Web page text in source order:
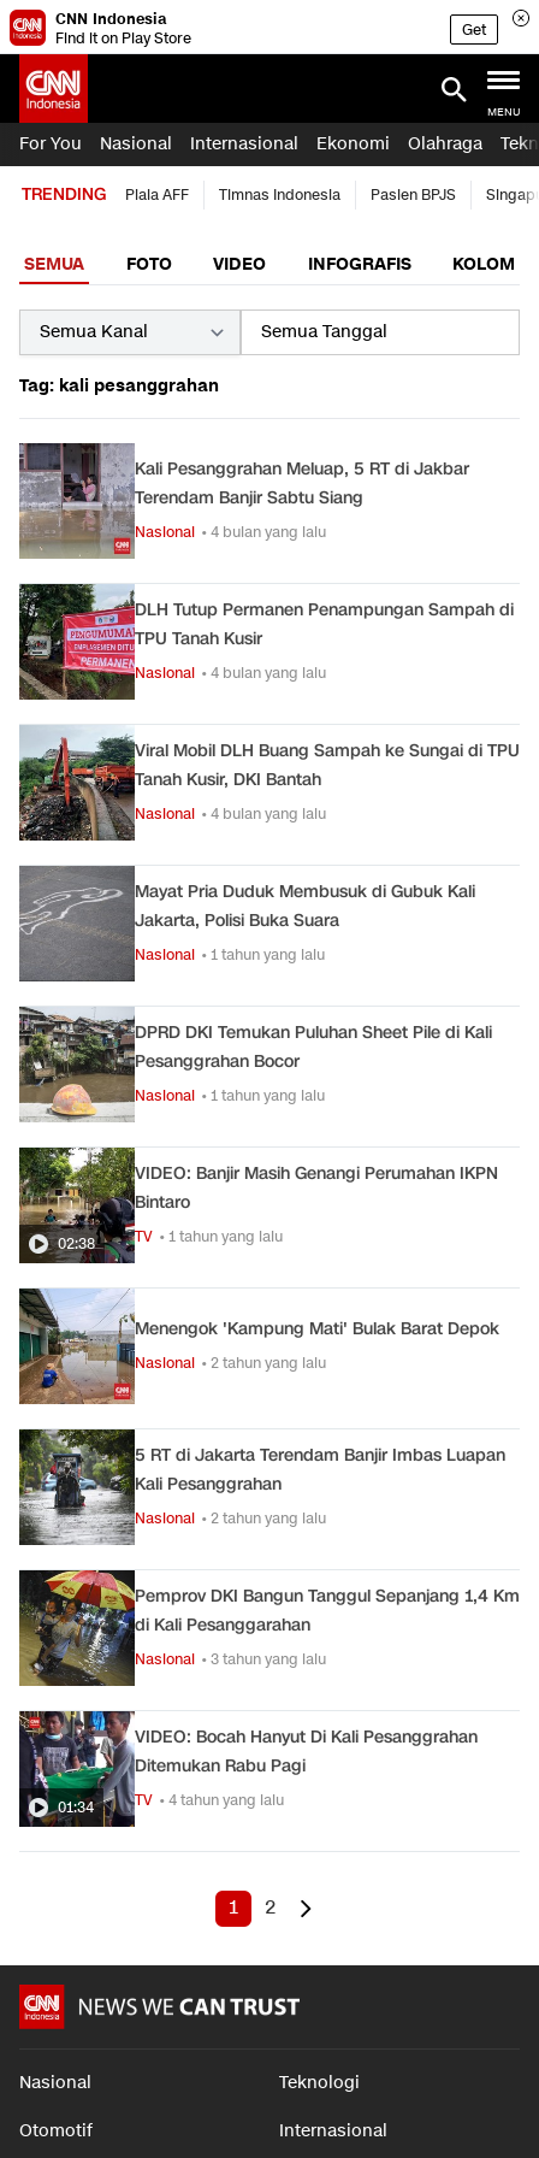
CNN Indonesia
Find it on Play Store
Get
MENU
For You Nasional Internasional Ekonomi Olahraga
TRENDING Piala AFF Timnas Indonesia Pasien BPJS
SEMUA FOTO VIDEO INFOGRAFIS KOLOM
Tag: kali pesanggrahan
Kali Pesanggrahan Meluap, 5 RT di Jakbar
Terendam Banjir Sabtu Siang
Nasional • 4 bulan yang lalu
DLH Tutup Permanen Penampungan Sampah di
TPU Tanah Kusir
Nasional • 4 bulan yang lalu
Viral Mobil DLH Buang Sampah ke Sungai di TPU
Tanah Kusir, DKI Bantah
Nasional • 4 bulan yang lalu
Mayat Pria Duduk Membusuk di Gubuk Kali
Jakarta, Polisi Buka Suara
Nasional • 1 tahun yang lalu
DPRD DKI Temukan Puluhan Sheet Pile di Kali
Pesanggrahan Bocor
Nasional • 1 tahun yang lalu
02:38
VIDEO: Banjir Masih Genangi Perumahan IKPN
Bintaro
TV • 1 tahun yang lalu
Menengok 'Kampung Mati' Bulak Barat Depok
Nasional • 2 tahun yang lalu
5 RT di Jakarta Terendam Banjir Imbas Luapan
Kali Pesanggrahan
Nasional • 2 tahun yang lalu
Pemprov DKI Bangun Tanggul Sepanjang 1,4 Km
di Kali Pesanggarahan
Nasional • 3 tahun yang lalu
01:34
VIDEO: Bocah Hanyut Di Kali Pesanggrahan
Ditemukan Rabu Pagi
TV • 4 tahun yang lalu
1 2
Nasional Teknologi
Otomotif Internasional